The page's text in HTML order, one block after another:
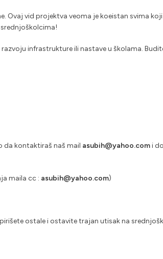
Ovaj vid projektva veoma je koeistan svima
infrastrukture ili nastave u školama.
da kontaktiraš naš mail asubih@yahoo.comi
maila cc : asubih@yahoo.com)
ostale i ostavite trajan utisak na